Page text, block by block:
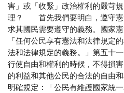
害」或「收緊」政治權利的嚴苛
理？ 首先我們要明白，遵守憲
求其國民需要遵守的義務。國家
「任何公民享有憲法和法律規定
法和法律規定的義務。」第五十
行使自由和權利的時候，不得損
的利益和其他公民的合法的自由
明確規定：「公民有維護國家統